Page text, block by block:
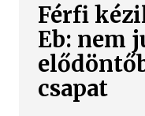
Férfi
Eb: nem
csapat